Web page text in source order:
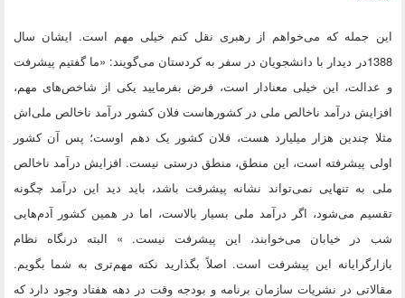
این جمله که می‌خواهم از رهبری نقل کنم خیلی مهم است. ایشان سال
1388در دیدار با دانشجویان در سفر به کردستان می‌گویند: «ما گفتیم پیشرفت
و عدالت، این خیلی معنادار است، فرض بفرمایید یکی از شاخص‌های مهم،
افزایش درآمد ناخالص ملی در کشورهاست فلان کشور درآمد ناخالص ملی‌اش
مثلا چندین هزار میلیارد هست، فلان کشور یک دهم اوست؛ پس آن کشور
اولی پیشرفته است، این منطق، منطق درستی نیست. افزایش درآمد ناخالص
ملی به تنهایی نمی‌تواند نشانه پیشرفت باشد، باید دید این درآمد چگونه
تقسیم می‌شود، اگر درآمد ملی بسیار بالاست، اما در همین کشور آدم‌هایی
شب در خیابان می‌خوابند، این پیشرفت نیست. » البته درنگاه نظام
بازارگرایانه این پیشرفت است. اصلاً بگذارید نکته مهم‌تری به شما بگویم.
مقالاتی در نشریات سازمان برنامه و بودجه وقت در دهه هفتاد وجود دارد که